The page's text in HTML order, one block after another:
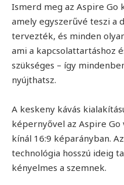
Ismerd meg az Aspire Go
amely egyszerűvé teszi a
tervezték, és minden
ami a kapcsolattartáshoz
szükséges – így
nyújthatsz.
A keskeny kávás
képernyővel az Aspire Go
kínál 16:9 képarányban.
technológia hosszú ideig
kényelmes a szemnek.